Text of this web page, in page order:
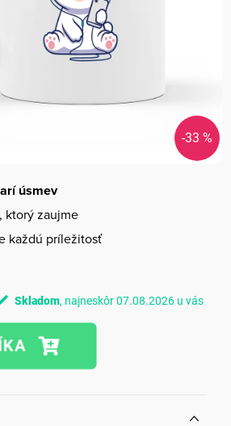
-33 %
úsmev
, ktorý zaujme
každú príležitosť
Skladom 07.08.2026